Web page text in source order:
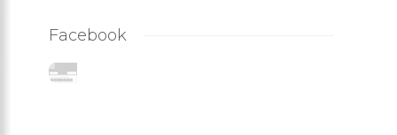
Facebook